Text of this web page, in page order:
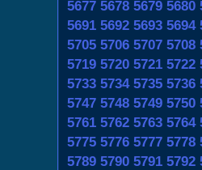
5677 5678 5679 5680
5691 5692 5693 5694
5705 5706 5707 5708
5719 5720 5721 5722
5733 5734 5735 5736
5747 5748 5749 5750
5761 5762 5763 5764
5775 5776 5777 5778
5789 5790 5791 5792